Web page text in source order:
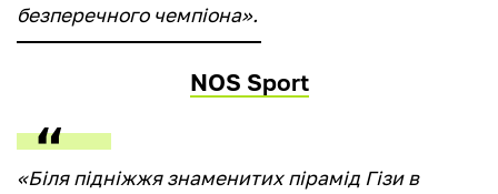
безперечного чемпіона».
NOS Sport
«Біля підніжжя знаменитих пірамід Гізи в